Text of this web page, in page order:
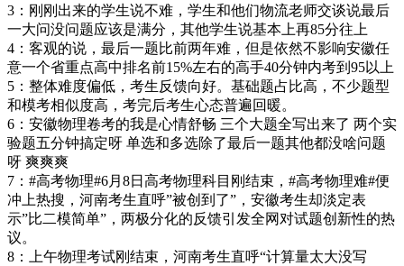
3：刚刚出来的学生说不难，学生和他们物流老师交谈说最后
一大问没问题应该是满分，其他学生说基本上再85分往上
4：客观的说，最后一题比前两年难，但是依然不影响安徽任
意一个省重点高中排名前15%左右的高手40分钟内考到95以上
5：整体难度偏低，考生反馈向好。基础题占比高，不少题型
和模考相似度高，考完后考生心态普遍回暖。
6：安徽物理卷考的我是心情舒畅 三个大题全写出来了 两个实
验题五分钟搞定呀 单选和多选除了最后一题其他都没啥问题
呀 爽爽爽 ​
7：#高考物理#6月8日高考物理科目刚结束，#高考物理难#便
冲上热搜，河南考生直呼”被创到了”，安徽考生却淡定表
示”比二模简单”，两极分化的反馈引发全网对试题创新性的热
议。 ​
8：上午物理考试刚结束，河南考生直呼“计算量太大没写